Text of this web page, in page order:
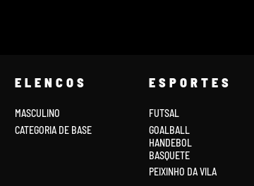
ELENCOS
MASCULINO
CATEGORIA DE BASE
ESPORTES
FUTSAL
GOALBALL
HANDEBOL
BASQUETE
PEIXINHO DA VILA